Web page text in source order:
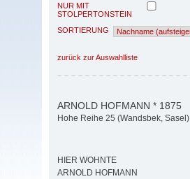
NUR MIT
STOLPERTONSTEIN
SORTIERUNG
zurück zur Auswahlliste
ARNOLD HOFMANN * 1875
Hohe Reihe 25 (Wandsbek, Sasel)
HIER WOHNTE
ARNOLD HOFMANN